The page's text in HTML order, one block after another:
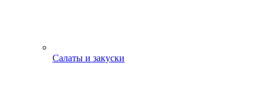
Салаты и закуски